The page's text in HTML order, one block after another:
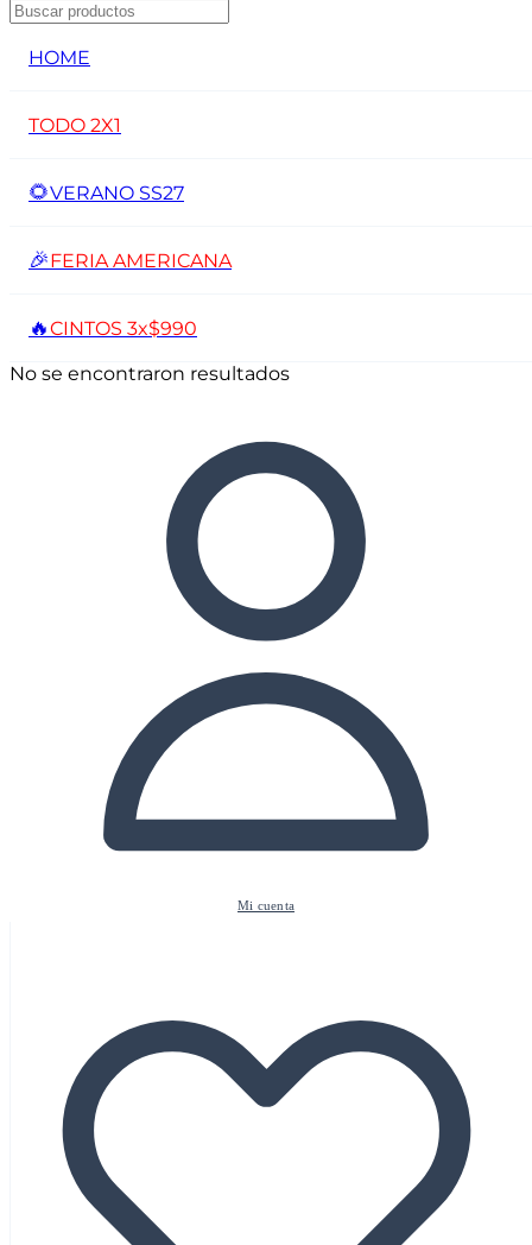
HOME
TODO 2X1
🌻VERANO SS27
🎉FERIA AMERICANA
🔥CINTOS 3x$990
No se encontraron resultados
Mi cuenta